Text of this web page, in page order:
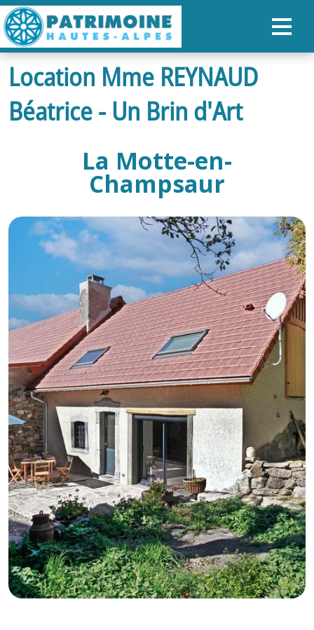
ACCUEIL
CARTE
ORGANISER SON SÉJOUR
RECHERCHER
FR
GB
IT
Location Mme REYNAUD
Béatrice - Un Brin d'Art
La Motte-en-
Champsaur